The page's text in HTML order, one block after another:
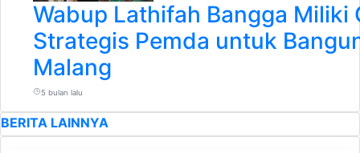
Wabup Lathifah Bangga Miliki
Strategis Pemda untuk
Malang
5 bulan lalu
BERITA LAINNYA